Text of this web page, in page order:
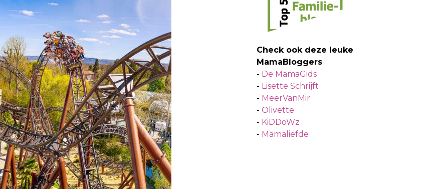
Check ook deze leuke
MamaBloggers
- De MamaGids
- Lisette Schrijft
- MeerVanMir
- Olivette
- KiDDoWz
- Mamaliefde